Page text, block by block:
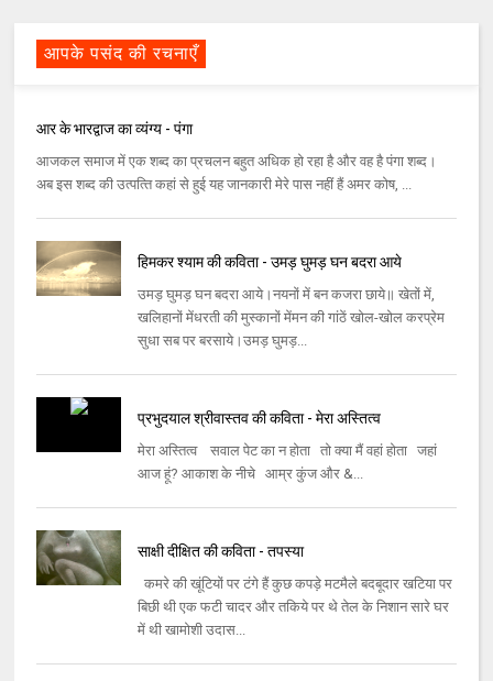
आपके पसंद की रचनाएँ
आर के भारद्वाज का व्यंग्य - पंगा
आजकल समाज में एक शब्‍द का प्रचलन बहुत अधिक हो रहा है और वह है पंगा शब्‍द।
अब इस शब्‍द की उत्‍पत्‍ति कहां से हुई यह जानकारी मेरे पास नहीं हैं अमर कोष, ...
हिमकर श्याम की कविता - उमड़ घुमड़ घन बदरा आये
उमड़ घुमड़ घन बदरा आये।नयनों में बन कजरा छाये॥ खेतों में,
खलिहानों मेंधरती की मुस्‍कानों मेंमन की गांठें खोल-खोल करप्रेम
सुधा सब पर बरसाये।उमड़ घुमड़...
प्रभुदयाल श्रीवास्तव की कविता - मेरा अस्तित्व
मेरा अस्तित्व सवाल पेट का न होता तो क्या मैं वहां होता जहां
आज हूं? आकाश के नीचे आम्र कुंज और &...
साक्षी दीक्षित की कविता - तपस्या
कमरे की खूंटियों पर टंगे हैं कुछ कपड़े मटमैले बदबूदार खटिया पर
बिछी थी एक फटी चादर और तकिये पर थे तेल के निशान सारे घर
में थी खामोशी उदास...